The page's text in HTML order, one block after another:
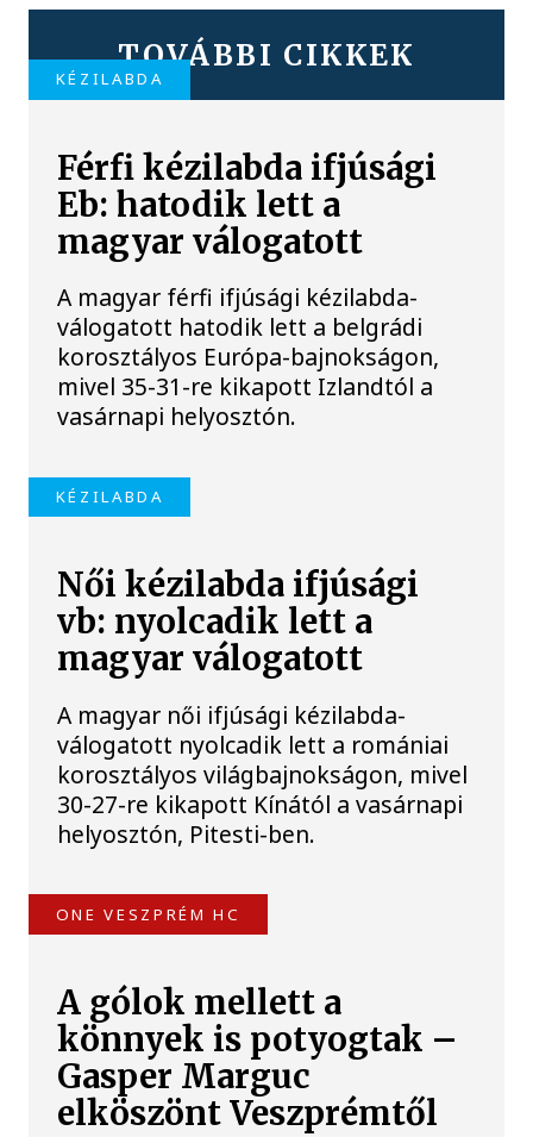
TOVÁBBI CIKKEK
KÉZILABDA
Férfi kézilabda ifjúsági
Eb: hatodik lett a
magyar válogatott
A magyar férfi ifjúsági kézilabda-
válogatott hatodik lett a belgrádi
korosztályos Európa-bajnokságon,
mivel 35-31-re kikapott Izlandtól a
vasárnapi helyosztón.
KÉZILABDA
Női kézilabda ifjúsági
vb: nyolcadik lett a
magyar válogatott
A magyar női ifjúsági kézilabda-
válogatott nyolcadik lett a romániai
korosztályos világbajnokságon, mivel
30-27-re kikapott Kínától a vasárnapi
helyosztón, Pitesti-ben.
ONE VESZPRÉM HC
A gólok mellett a
könnyek is potyogtak –
Gasper Marguc
elköszönt Veszprémtől